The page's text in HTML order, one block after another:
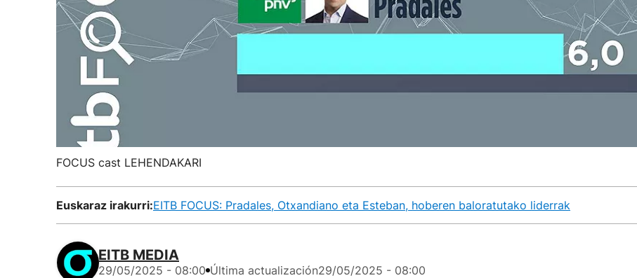
FOCUS cast LEHENDAKARI
Euskaraz irakurri:EITB FOCUS: Pradales, Otxandiano eta Esteban, hoberen baloratutako liderrak
EITB MEDIA
29/05/2025 - 08:00 Última actualización29/05/2025 - 08:00